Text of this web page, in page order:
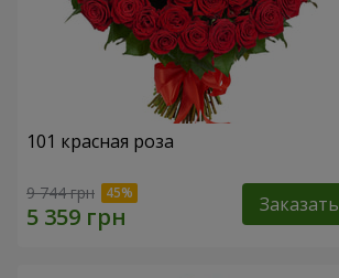
101 красная роза
9 744 грн Заказать